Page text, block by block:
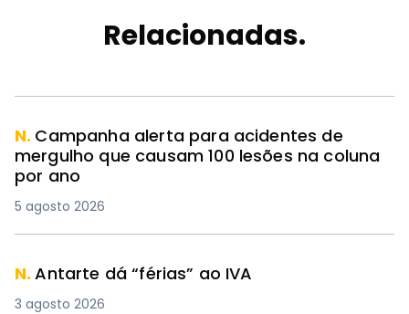
Relacionadas.
N. Campanha alerta para acidentes de
mergulho que causam 100 lesões na coluna
por ano
5 agosto 2026
N.Antarte dá “férias” ao IVA
3 agosto 2026